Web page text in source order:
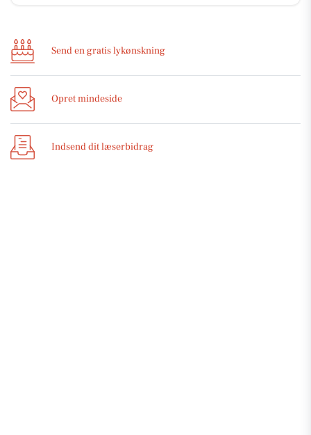
Send en gratis lykønskning
Opret mindeside
Indsend dit læserbidrag